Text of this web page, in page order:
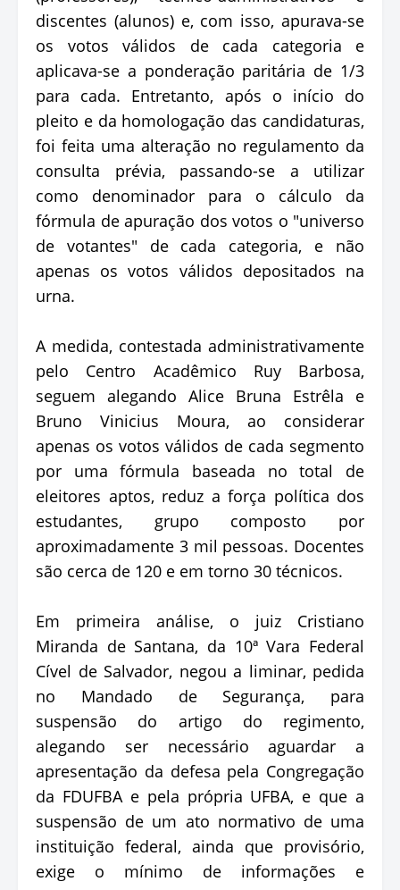
discentes (alunos) e, com isso, apurava-se
os votos válidos de cada categoria e
aplicava-se a ponderação paritária de 1/3
para cada. Entretanto, após o início do
pleito e da homologação das candidaturas,
foi feita uma alteração no regulamento da
consulta prévia, passando-se a utilizar
como denominador para o cálculo da
fórmula de apuração dos votos o "universo
de votantes" de cada categoria, e não
apenas os votos válidos depositados na
urna.
A medida, contestada administrativamente
pelo Centro Acadêmico Ruy Barbosa,
seguem alegando Alice Bruna Estrêla e
Bruno Vinicius Moura, ao considerar
apenas os votos válidos de cada segmento
por uma fórmula baseada no total de
eleitores aptos, reduz a força política dos
estudantes, grupo composto por
aproximadamente 3 mil pessoas. Docentes
são cerca de 120 e em torno 30 técnicos.
Em primeira análise, o juiz Cristiano
Miranda de Santana, da 10ª Vara Federal
Cível de Salvador, negou a liminar, pedida
no Mandado de Segurança, para
suspensão do artigo do regimento,
alegando ser necessário aguardar a
apresentação da defesa pela Congregação
da FDUFBA e pela própria UFBA, e que a
suspensão de um ato normativo de uma
instituição federal, ainda que provisório,
exige o mínimo de informações e